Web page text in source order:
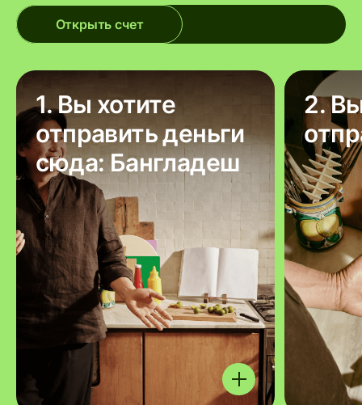
Открыть счет
1. Вы хотите
отправить деньги
сюда: Бангладеш
2.